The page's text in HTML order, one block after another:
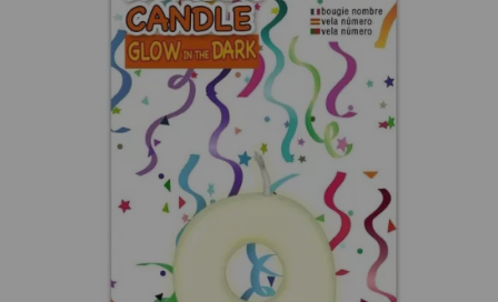
¡Adelante! Te estabamos esperando.
CREAR CUENTA